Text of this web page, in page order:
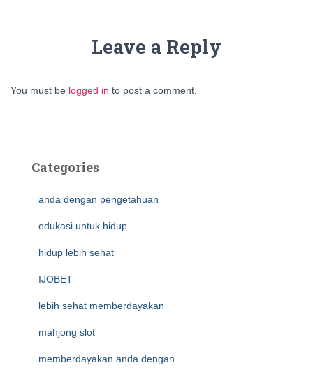
Leave a Reply
You must be logged in to post a comment.
Categories
anda dengan pengetahuan
edukasi untuk hidup
hidup lebih sehat
IJOBET
lebih sehat memberdayakan
mahjong slot
memberdayakan anda dengan